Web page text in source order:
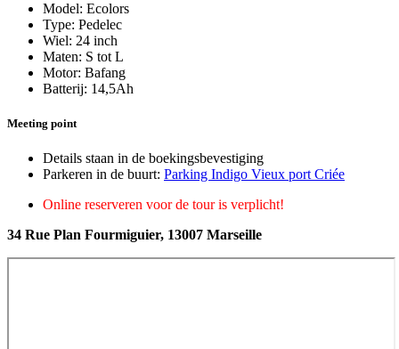
Model: Ecolors
Type: Pedelec
Wiel: 24 inch
Maten: S tot L
Motor: Bafang
Batterij: 14,5Ah
Meeting point
Details staan in de boekingsbevestiging
Parkeren in de buurt: Parking Indigo Vieux port Criée
Online reserveren voor de tour is verplicht!
34 Rue Plan Fourmiguier, 13007 Marseille